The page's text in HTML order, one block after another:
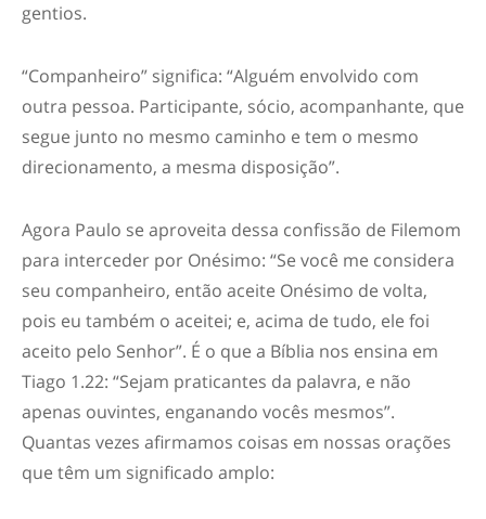
gentios.
“Companheiro” significa: “Alguém envolvido com
outra pessoa. Participante, sócio, acompanhante, que
segue junto no mesmo caminho e tem o mesmo
direcionamento, a mesma disposição”.
Agora Paulo se aproveita dessa confissão de Filemom
para interceder por Onésimo: “Se você me considera
seu companheiro, então aceite Onésimo de volta,
pois eu também o aceitei; e, acima de tudo, ele foi
aceito pelo Senhor”. É o que a Bíblia nos ensina em
Tiago 1.22: “Sejam praticantes da palavra, e não
apenas ouvintes, enganando vocês mesmos”.
Quantas vezes afirmamos coisas em nossas orações
que têm um significado amplo: